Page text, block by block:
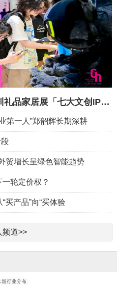
文旅大爆发！盘点4月深圳礼品家居展「七大文创IP礼品黄金赛道」
第一人”郑韶辉长期深耕
贸增长呈绿色智能趋势
一轮定价权？
买产品”向“买体验
频道>>